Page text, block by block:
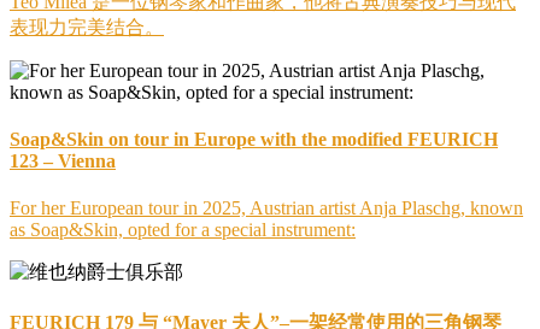
表现力完美结合。
Soap&Skin on tour in Europe with the modified FEURICH
123 – Vienna
For her European tour in 2025, Austrian artist Anja Plaschg, known
as Soap&Skin, opted for a special instrument:
FEURICH 179 与 “Mayer 夫人”–一架经常使用的三角钢琴